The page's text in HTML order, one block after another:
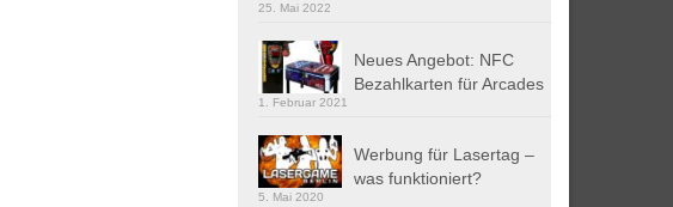
25. Mai 2022
Neues Angebot: NFC
Bezahlkarten für Arcades
1. Februar 2021
Werbung für Lasertag –
was funktioniert?
5. Mai 2020